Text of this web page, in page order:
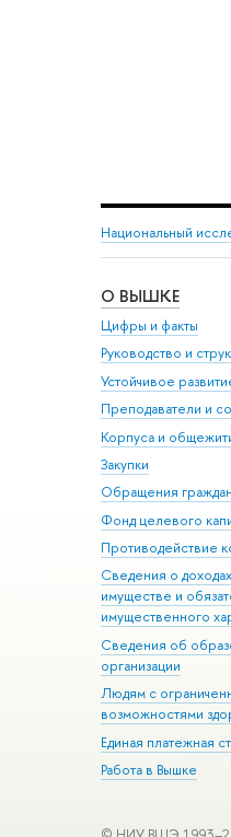
Национальный
О ВЫШКЕ
Цифры и факты
Руководство и
Устойчивое
Преподаватели и
Корпуса и
Закупки
Обращения
Фонд целевого
Противодействие
Сведения о
имуществе и
имущественного
Сведения об
организации
Людям с
возможностями
Единая платежная
Работа в Вышке